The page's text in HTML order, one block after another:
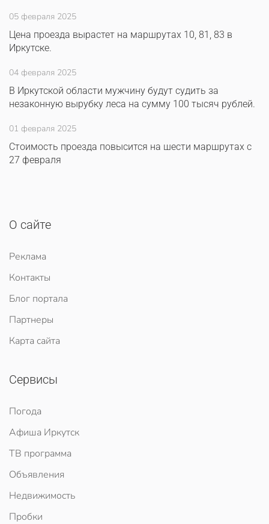
05 февраля 2025
Цена проезда вырастет на маршрутах 10, 81, 83 в
Иркутске.
04 февраля 2025
В Иркутской области мужчину будут судить за
незаконную вырубку леса на сумму 100 тысяч рублей.
01 февраля 2025
Стоимость проезда повысится на шести маршрутах с
27 февраля
О сайте
Реклама
Контакты
Блог портала
Партнеры
Карта сайта
Сервисы
Погода
Афиша Иркутск
ТВ программа
Объявления
Недвижимость
Пробки